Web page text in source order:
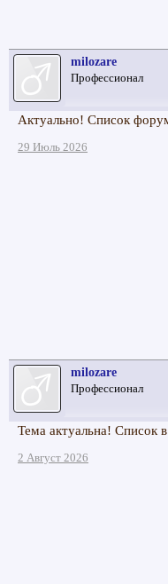
milozare
Профессионал
Актуально! Список
29 Июль 2026
milozare
Профессионал
Тема актуальна! Список
2 Август 2026